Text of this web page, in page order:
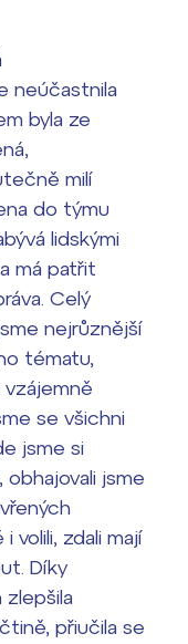
neúčastnila
byla ze
milí
do týmu
lidskými
má patřit
Celý
nejrůznější
tématu,
vzájemně
se všichni
jsme si
obhajovali jsme
volili, zdali mají
Díky
přiučila se